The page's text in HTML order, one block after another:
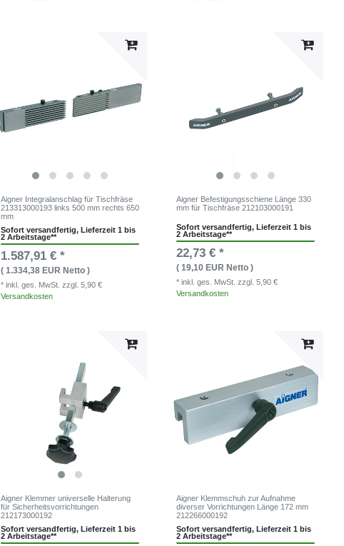
Aigner Integralanschlag für Tischfräse
213313000193 links 500 mm rechts 650
mm
Sofort versandfertig, Lieferzeit 1 bis
2 Arbeitstage**
1.587,91 € *
( 1.334,38 EUR Netto )
* inkl. ges. MwSt. zzgl. 5,90 €
Versandkosten
Aigner Befestigungsschiene Länge 330
mm für Tischfräse 212103000191
Sofort versandfertig, Lieferzeit 1 bis
2 Arbeitstage**
22,73 € *
( 19,10 EUR Netto )
* inkl. ges. MwSt.zzgl. 5,90 €
Versandkosten
Aigner Klemmer universelle Halterung
für Sicherheitsvorrichtungen
212173000192
Sofort versandfertig, Lieferzeit 1 bis
2 Arbeitstage**
Aigner Klemmschuh zur Aufnahme
diverser Vorrichtungen Länge 172 mm
212266000192
Sofort versandfertig, Lieferzeit 1 bis
2 Arbeitstage**